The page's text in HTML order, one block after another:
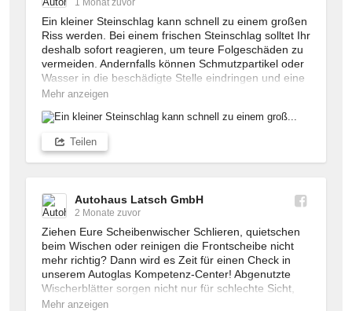
werden!
Wir von Autohaus Latsch setzen in unserem Autoglas
Kompetenz-Center ausschließlich auf hochwertige
Materialien und modernste Technik. So bleiben
Sicherheit, Komfort und die Funktion aller
Fahrerassistenzsysteme zuverlässig erhalten, egal ob
Ihr habt einen Steinschlag oder benötigt einen
Scheibentausch? Schaut gerne bei uns in Kirchen
vorbei und bucht Euch einen Termin. Wir helfen Euch
Ein kleiner Steinschlag kann schnell zu einem großen
Riss werden. Bei einem frischen Steinschlag solltet Ihr
deshalb sofort reagieren, um teure Folgeschäden zu
vermeiden. Andernfalls können Schmutzpartikel oder
Wasser in die beschädigte Stelle eindringen und eine
nahezu unsichtbare Reparatur erschweren. 🔧
Entdeckt Ihr einen neuen Steinschlag, könnt Ihr die
einem Stück Tesa abkleben und sie so vor äußeren
Einflüssen schützen. Reinigt die Stelle vorher am
Anschließend solltet Ihr schnellstmöglich unser
Autoglas Kompetenz-Center Kirchen aufsuchen!
Unsere Fachleute vor Ort prüfen Euren Steinschlag
fachgerecht und reparieren - falls möglich - die
Autoscheibe schnell, sicher und professionell!
Mehr anzeigen
Teilen
Autohaus Latsch GmbH
2 Monate zuvor
Ziehen Eure Scheibenwischer Schlieren, quietschen
beim Wischen oder reinigen die Frontscheibe nicht
mehr richtig? Dann wird es Zeit für einen Check in
unserem Autoglas Kompetenz-Center! Abgenutzte
Wischerblätter sorgen nicht nur für schlechte Sicht,
sondern können auch die Autoscheibe unnötig
Mehr anzeigen